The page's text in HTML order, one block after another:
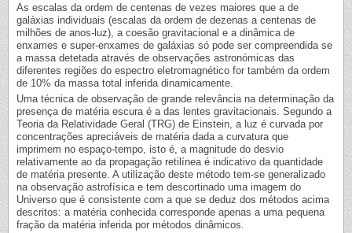
As escalas da ordem de centenas de vezes maiores que a de
galáxias individuais (escalas da ordem de dezenas a centenas de
milhões de anos-luz), a coesão gravitacional e a dinâmica de
enxames e super-enxames de galáxias só pode ser compreendida se
a massa detetada através de observações astronómicas das
diferentes regiões do espectro eletromagnético for também da ordem
de 10% da massa total inferida dinamicamente.
Uma técnica de observação de grande relevância na determinação da
presença de matéria escura é a das lentes gravitacionais. Segundo a
Teoria da Relatividade Geral (TRG) de Einstein, a luz é curvada por
concentrações apreciáveis de matéria dada a curvatura que
imprimem no espaço-tempo, isto é, a magnitude do desvio
relativamente ao da propagação retilínea é indicativo da quantidade
de matéria presente. A utilização deste método tem-se generalizado
na observação astrofísica e tem descortinado uma imagem do
Universo que é consistente com a que se deduz dos métodos acima
descritos: a matéria conhecida corresponde apenas a uma pequena
fração da matéria inferida por métodos dinâmicos.